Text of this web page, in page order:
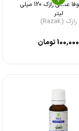
شربت زوفا عسلی رازک 120 میلی
لیتر
رازک (Razak)
100,000تومان